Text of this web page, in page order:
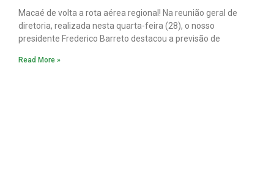
Macaé de volta a rota aérea regional! Na reunião geral de
diretoria, realizada nesta quarta-feira (28), o nosso
presidente Frederico Barreto destacou a previsão de
Read More »